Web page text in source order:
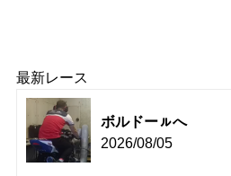
最新レース
ボルドーㇽへ
2026/08/05